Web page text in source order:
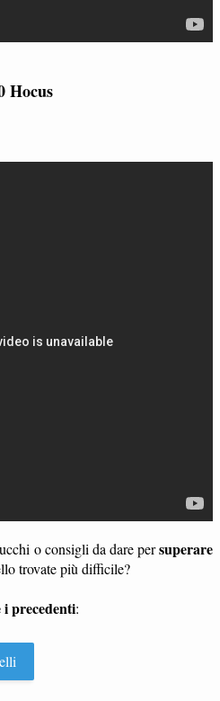
Hocus
o consigli da dare persuperare
trovate più difficile?
i precedenti: